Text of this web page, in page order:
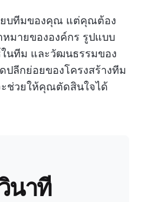
ยบทีมของคุณ แต่คุณต้อง
หมายขององค์กร รูปแบบ
นทีม และวัฒนธรรมของ
ปลีกย่อยของโครงสร้างทีม
ะช่วยให้คุณตัดสินใจได้
นาที